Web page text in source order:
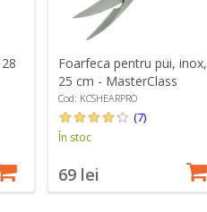
Foarfeca pentru pui, inox,
25 cm - MasterClass
Cod: KCSHEARPRO
(7)
În stoc
69 lei